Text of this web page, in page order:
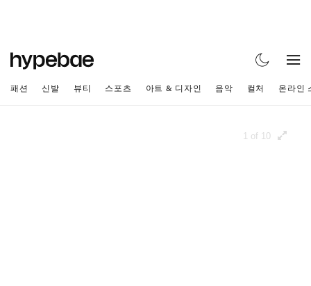
패션 신발 뷰티 스포츠 아트 & 디자인 음악 컬처 온라인
1 of 10